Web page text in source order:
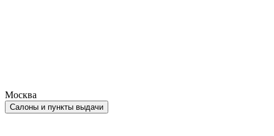
Москва
Салоны и пункты выдачи